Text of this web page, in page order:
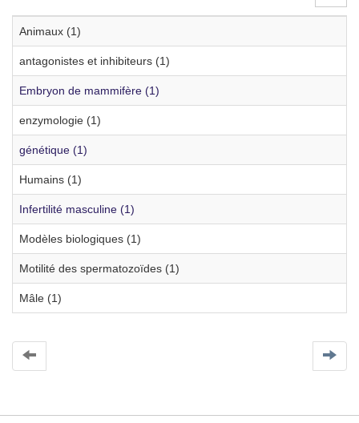
Animaux (1)
antagonistes et inhibiteurs (1)
Embryon de mammifère (1)
enzymologie (1)
génétique (1)
Humains (1)
Infertilité masculine (1)
Modèles biologiques (1)
Motilité des spermatozoïdes (1)
Mâle (1)